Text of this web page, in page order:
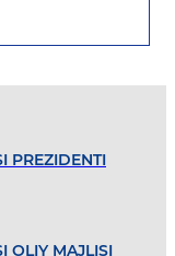
PREZIDENTI
OLIY MAJLISI